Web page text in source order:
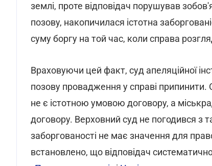
землі, проте відповідач порушував
позову, накопичилася істотна
суму боргу на той час, коли справа
Враховуючи цей факт, суд апеляційної
позову провадження у справі припинити.
не є істотною умовою договору, а
договору. Верховний суд не погодився з
заборгованості не має значення для
встановлено, що відповідач